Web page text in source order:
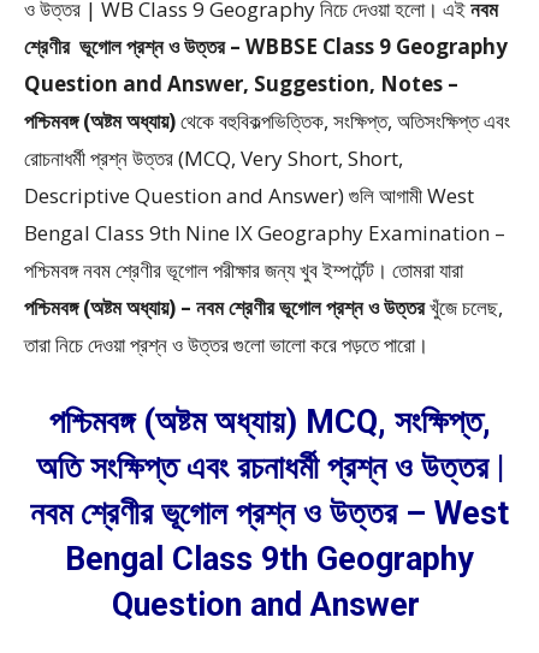
ও উত্তর | WB Class 9 Geographyনিচে দেওয়া হলো। এইনবম
শ্রেণীর ভূগোল প্রশ্ন ও উত্তর – WBBSE Class 9 Geography
Question and Answer, Suggestion, Notes –
পশ্চিমবঙ্গ (অষ্টম অধ্যায়)থেকেবহুবিকল্পভিত্তিক, সংক্ষিপ্ত, অতিসংক্ষিপ্ত এবং
রোচনাধর্মী প্রশ্ন উত্তর (MCQ, Very Short, Short,
Descriptive Question and Answer)গুলি আগামী West
Bengal Class 9th Nine IX Geography Examination –
পশ্চিমবঙ্গ নবম শ্রেণীর ভূগোল পরীক্ষার জন্য খুব ইম্পর্টেন্ট। তোমরা যারা
পশ্চিমবঙ্গ (অষ্টম অধ্যায়) – নবম শ্রেণীর ভূগোল প্রশ্ন ও উত্তরখুঁজে চলেছ,
তারা নিচে দেওয়া প্রশ্ন ও উত্তর গুলো ভালো করে পড়তে পারো।
পশ্চিমবঙ্গ (অষ্টম অধ্যায়) MCQ, সংক্ষিপ্ত,
অতি সংক্ষিপ্ত এবং রচনাধর্মী প্রশ্ন ও উত্তর |
নবম শ্রেণীর ভূগোল প্রশ্ন ও উত্তর – West
Bengal Class 9th Geography
Question and Answer